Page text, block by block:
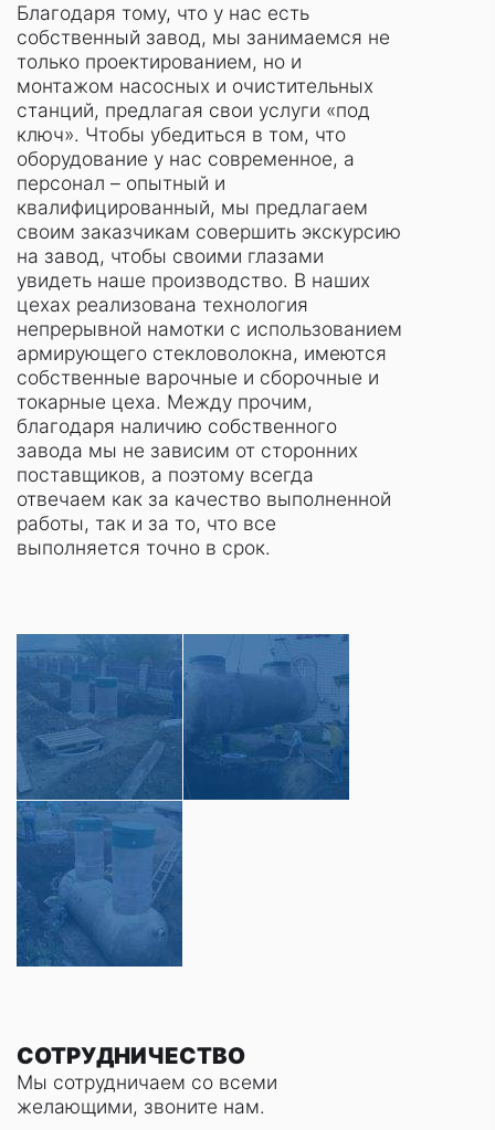
Благодаря тому, что у нас есть
собственный завод, мы занимаемся не
только проектированием, но и
монтажом насосных и очистительных
станций, предлагая свои услуги «под
ключ». Чтобы убедиться в том, что
оборудование у нас современное, а
персонал – опытный и
квалифицированный, мы предлагаем
своим заказчикам совершить экскурсию
на завод, чтобы своими глазами
увидеть наше производство. В наших
цехах реализована технология
непрерывной намотки с использованием
армирующего стекловолокна, имеются
собственные варочные и сборочные и
токарные цеха. Между прочим,
благодаря наличию собственного
завода мы не зависим от сторонних
поставщиков, а поэтому всегда
отвечаем как за качество выполненной
работы, так и за то, что все
выполняется точно в срок.
СОТРУДНИЧЕСТВО
Мы сотрудничаем со всеми
желающими, звоните нам.